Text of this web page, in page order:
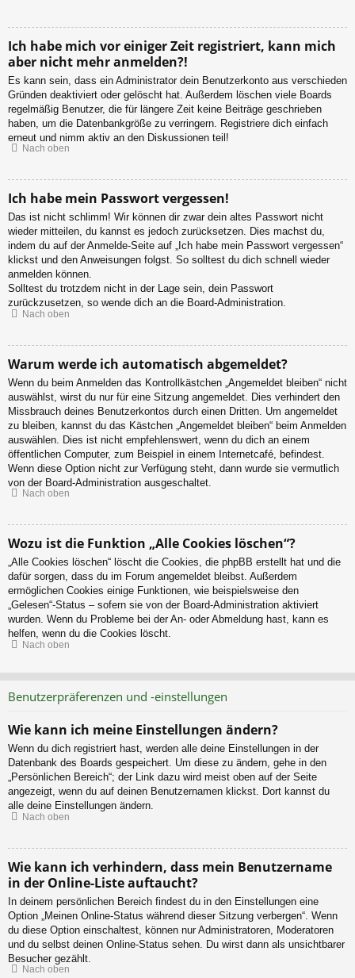
Ich habe mich vor einiger Zeit registriert, kann mich
aber nicht mehr anmelden?!
Es kann sein, dass ein Administrator dein Benutzerkonto aus verschieden
Gründen deaktiviert oder gelöscht hat. Außerdem löschen viele Boards
regelmäßig Benutzer, die für längere Zeit keine Beiträge geschrieben
haben, um die Datenbankgröße zu verringern. Registriere dich einfach
erneut und nimm aktiv an den Diskussionen teil!
Nach oben
Ich habe mein Passwort vergessen!
Das ist nicht schlimm! Wir können dir zwar dein altes Passwort nicht
wieder mitteilen, du kannst es jedoch zurücksetzen. Dies machst du,
indem du auf der Anmelde-Seite auf „Ich habe mein Passwort vergessen“
klickst und den Anweisungen folgst. So solltest du dich schnell wieder
anmelden können.
Solltest du trotzdem nicht in der Lage sein, dein Passwort
zurückzusetzen, so wende dich an die Board-Administration.
Nach oben
Warum werde ich automatisch abgemeldet?
Wenn du beim Anmelden das Kontrollkästchen „Angemeldet bleiben“ nicht
auswählst, wirst du nur für eine Sitzung angemeldet. Dies verhindert den
Missbrauch deines Benutzerkontos durch einen Dritten. Um angemeldet
zu bleiben, kannst du das Kästchen „Angemeldet bleiben“ beim Anmelden
auswählen. Dies ist nicht empfehlenswert, wenn du dich an einem
öffentlichen Computer, zum Beispiel in einem Internetcafé, befindest.
Wenn diese Option nicht zur Verfügung steht, dann wurde sie vermutlich
von der Board-Administration ausgeschaltet.
Nach oben
Wozu ist die Funktion „Alle Cookies löschen“?
„Alle Cookies löschen“ löscht die Cookies, die phpBB erstellt hat und die
dafür sorgen, dass du im Forum angemeldet bleibst. Außerdem
ermöglichen Cookies einige Funktionen, wie beispielsweise den
„Gelesen“-Status – sofern sie von der Board-Administration aktiviert
wurden. Wenn du Probleme bei der An- oder Abmeldung hast, kann es
helfen, wenn du die Cookies löscht.
Nach oben
Benutzerpräferenzen und -einstellungen
Wie kann ich meine Einstellungen ändern?
Wenn du dich registriert hast, werden alle deine Einstellungen in der
Datenbank des Boards gespeichert. Um diese zu ändern, gehe in den
„Persönlichen Bereich“; der Link dazu wird meist oben auf der Seite
angezeigt, wenn du auf deinen Benutzernamen klickst. Dort kannst du
alle deine Einstellungen ändern.
Nach oben
Wie kann ich verhindern, dass mein Benutzername
in der Online-Liste auftaucht?
In deinem persönlichen Bereich findest du in den Einstellungen eine
Option „Meinen Online-Status während dieser Sitzung verbergen“. Wenn
du diese Option einschaltest, können nur Administratoren, Moderatoren
und du selbst deinen Online-Status sehen. Du wirst dann als unsichtbarer
Besucher gezählt.
Nach oben